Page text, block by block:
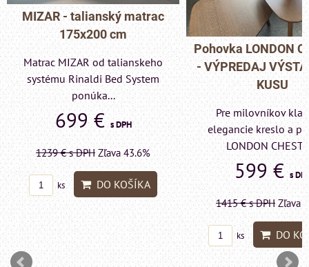
MIZAR - talianský matrac
175x200 cm
Matrac MIZAR od talianskeho
systému Rinaldi Bed System
ponúka...
699 €s DPH
1239 €s DPH Zľava 43.6%
ks DO KOŠÍKA
Pohovka LONDON
- VÝPREDAJ
KUSU
Pre milovníkov
elegancie kreslo a
LONDON
599 €s
1415 €s DPH Zľava
ks DO